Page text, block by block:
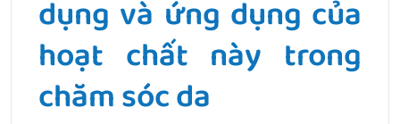
dụng và ứng dụng của
hoạt chất này trong
chăm sóc da